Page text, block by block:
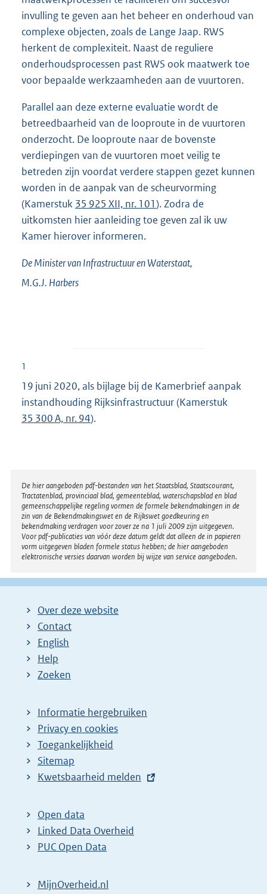
invulling te geven aan het beheer en onderhoud van
complexe objecten, zoals de Lange Jaap. RWS
herkent de complexiteit. Naast de reguliere
onderhoudsprocessen past RWS ook maatwerk toe
voor bepaalde werkzaamheden aan de vuurtoren.
Parallel aan deze externe evaluatie wordt de
betreedbaarheid van de looproute in de vuurtoren
onderzocht. De looproute naar de bovenste
verdiepingen van de vuurtoren moet veilig te
betreden zijn voordat verdere stappen gezet kunnen
worden in de aanpak van de scheurvorming
(Kamerstuk 35 925 XII, nr. 101). Zodra de
uitkomsten hier aanleiding toe geven zal ik uw
Kamer hierover informeren.
De Minister van Infrastructuur en Waterstaat,
M.G.J. Harbers
1
19 juni 2020, als bijlage bij de Kamerbrief aanpak
instandhouding Rijksinfrastructuur (Kamerstuk
35 300 A, nr. 94).
Disclaimer
De hier aangeboden pdf-bestanden van het Staatsblad, Staatscourant,
Tractatenblad, provinciaal blad, gemeenteblad, waterschapsblad en blad
gemeenschappelijke regeling vormen de formele bekendmakingen in de
zin van de Bekendmakingswet en de Rijkswet goedkeuring en
bekendmaking verdragen voor zover ze na 1 juli 2009 zijn uitgegeven.
Voor pdf-publicaties van vóór deze datum geldt dat alleen de in papieren
vorm uitgegeven bladen formele status hebben; de hier aangeboden
elektronische versies daarvan worden bij wijze van service aangeboden.
Over deze website
Contact
English
Help
Zoeken
Informatie hergebruiken
Privacy en cookies
Toegankelijkheid
Sitemap
E
t
e
r
l
Kwetsbaarheid melden
Open data
Linked Data Overheid
PUC Open Data
MijnOverheid.nl